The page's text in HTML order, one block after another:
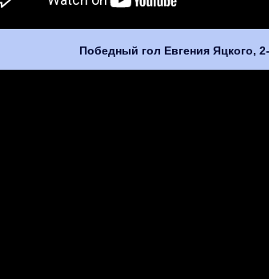
Победный гол Евгения Яцкого,